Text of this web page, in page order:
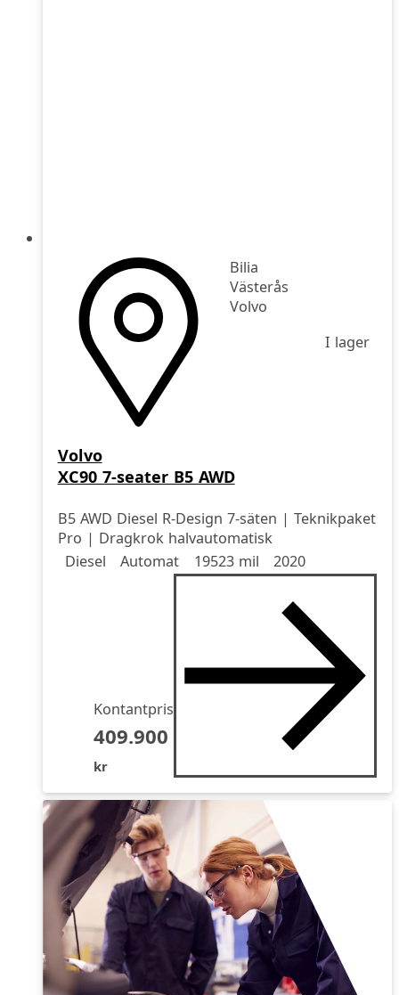
Bilia
Västerås
Volvo
I lager
Volvo
XC90 7-seater B5 AWD
B5 AWD Diesel R-Design 7-säten | Teknikpaket
Pro | Dragkrok halvautomatisk
Drivmedel
Diesel
DrivmedelAutomat
Miltal 19523 mil
årsmodell 2020
Kontantpris
409.900
kr